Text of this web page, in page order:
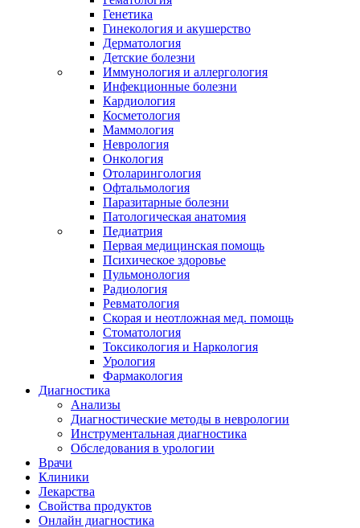
Генетика
Гинекология и акушерство
Дерматология
Детские болезни
Иммунология и аллергология
Инфекционные болезни
Кардиология
Косметология
Маммология
Неврология
Онкология
Отоларингология
Офтальмология
Паразитарные болезни
Патологическая анатомия
Педиатрия
Первая медицинская помощь
Психическое здоровье
Пульмонология
Радиология
Ревматология
Скорая и неотложная мед. помощь
Стоматология
Токсикология и Наркология
Урология
Фармакология
Диагностика
Анализы
Диагностические методы в неврологии
Инструментальная диагностика
Обследования в урологии
Врачи
Клиники
Лекарства
Свойства продуктов
Онлайн диагностика